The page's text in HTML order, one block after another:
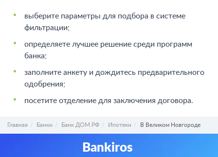
выберите параметры для подбора в системе
фильтрации;
определяете лучшее решение среди программ
банка;
заполните анкету и дождитесь предварительного
одобрения;
посетите отделение для заключения договора.
Главная Банки Банк ДОМ.РФ Ипотеки В Великом Новгороде
Bankiros